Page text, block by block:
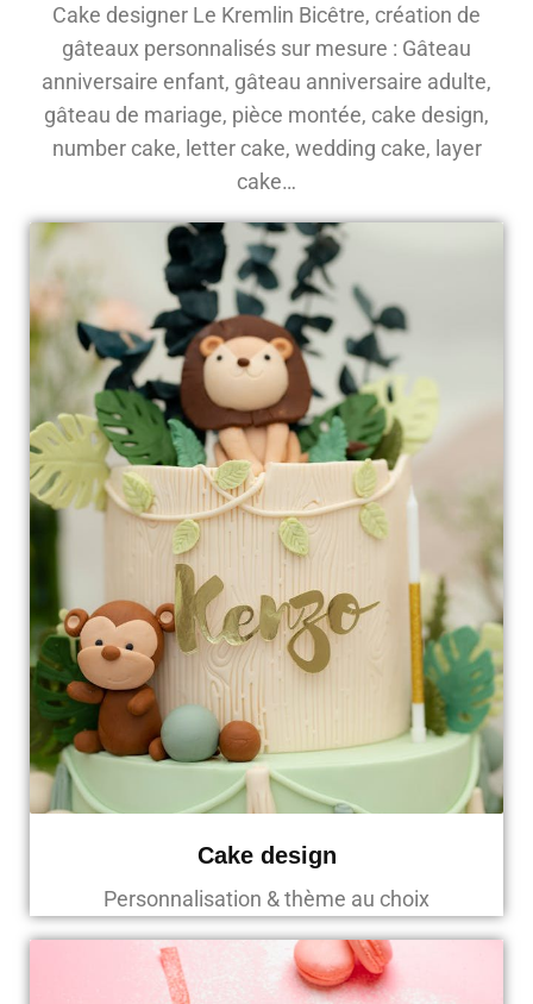
Cake designer Le Kremlin Bicêtre, création de
gâteaux personnalisés sur mesure : Gâteau
anniversaire enfant, gâteau anniversaire adulte,
gâteau de mariage, pièce montée, cake design,
number cake, letter cake, wedding cake, layer
cake…
Cake design
Personnalisation & thème au choix